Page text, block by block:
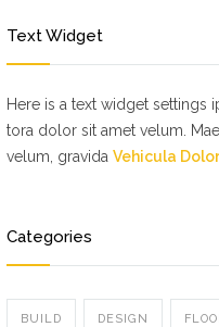
Text Widget
Here is a text widget settings
tora dolor sit amet velum.
velum, gravida Vehicula Dolor
Categories
BUILD DESIGN